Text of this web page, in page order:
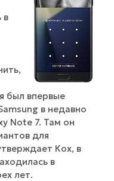
в
был впервые
в недавно
Note 7. Там он
для
Кох, в
в
лет.